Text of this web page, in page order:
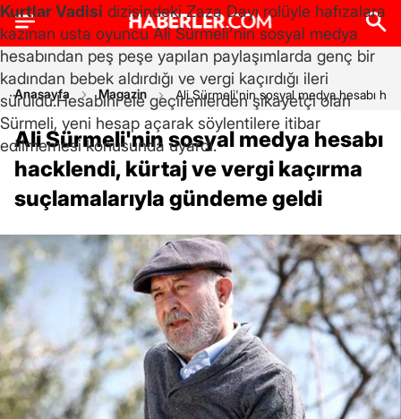
Anasayfa Magazin Ali Sürmeli'nin sosyal medya hesabı
Ali Sürmeli'nin sosyal medya hesabı
hacklendi, kürtaj ve vergi kaçırma
suçlamalarıyla gündeme geldi
Kurtlar Vadisi dizisindeki Zaza Dayı rolüyle hafızalara
kazınan usta oyuncu Ali Sürmeli'nin sosyal medya
hesabından peş peşe yapılan paylaşımlarda genç bir
kadından bebek aldırdığı ve vergi kaçırdığı ileri
sürüldü.Hesabını ele geçirenlerden şikayetçi olan
Sürmeli, yeni hesap açarak söylentilere itibar
edilmemesi konusunda uyardı.